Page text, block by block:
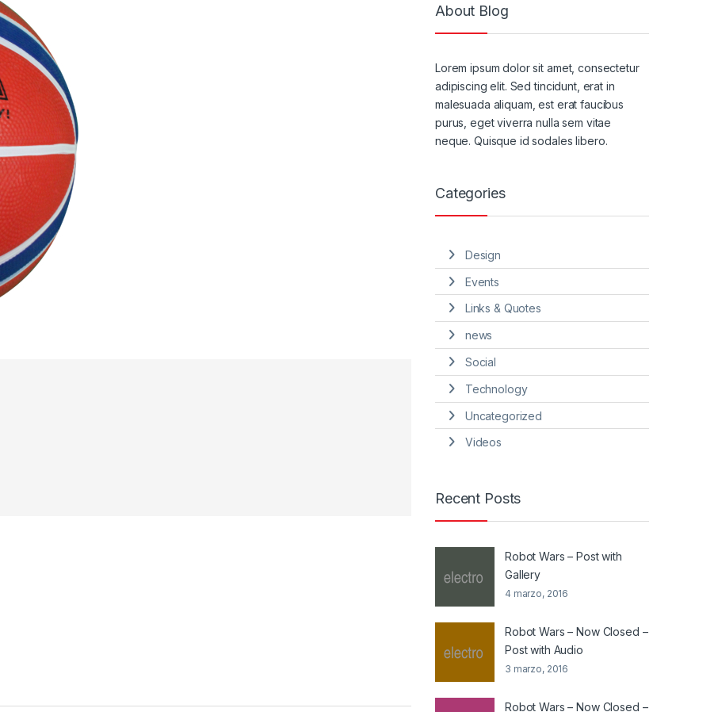
About Blog
Lorem ipsum dolor sit amet, consectetur
adipiscing elit. Sed tincidunt, erat in
malesuada aliquam, est erat faucibus
purus, eget viverra nulla sem vitae
neque. Quisque id sodales libero.
Categories
Design
Events
Links & Quotes
news
Social
Technology
Uncategorized
Videos
Recent Posts
Robot Wars – Post with
Gallery
4 marzo, 2016
Robot Wars – Now Closed –
Post with Audio
3 marzo, 2016
Robot Wars – Now Closed –